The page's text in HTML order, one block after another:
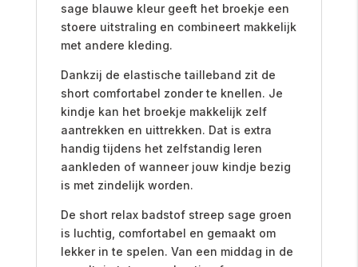
sage blauwe kleur geeft het broekje een
stoere uitstraling en combineert makkelijk
met andere kleding.
Dankzij de elastische tailleband zit de
short comfortabel zonder te knellen. Je
kindje kan het broekje makkelijk zelf
aantrekken en uittrekken. Dat is extra
handig tijdens het zelfstandig leren
aankleden of wanneer jouw kindje bezig
is met zindelijk worden.
De short relax badstof streep sage groen
is luchtig, comfortabel en gemaakt om
lekker in te spelen. Van een middag in de